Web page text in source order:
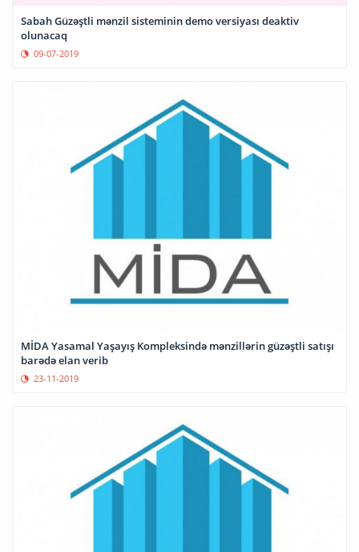
Sabah Güzəştli mənzil sisteminin demo versiyası deaktiv
olunacaq
09-07-2019
MİDA Yasamal Yaşayış Kompleksində mənzillərin güzəştli satışı
barədə elan verib
23-11-2019